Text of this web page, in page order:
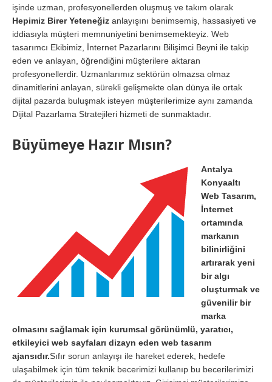
işinde uzman, profesyonellerden oluşmuş ve takım olarak
Hepimiz Birer Yeteneğiz anlayışını benimsemiş, hassasiyeti ve
iddiasıyla müşteri memnuniyetini benimsemekteyiz. Web
tasarımcı Ekibimiz, İnternet Pazarlarını Bilişimci Beyni ile takip
eden ve anlayan, öğrendiğini müşterilere aktaran
profesyonellerdir. Uzmanlarımız sektörün olmazsa olmaz
dinamitlerini anlayan, sürekli gelişmekte olan dünya ile ortak
dijital pazarda buluşmak isteyen müşterilerimize aynı zamanda
Dijital Pazarlama Stratejileri hizmeti de sunmaktadır.
Büyümeye Hazır Mısın?
Antalya
Konyaaltı
Web Tasarım,
İnternet
ortamında
markanın
bilinirliğini
artırarak yeni
bir algı
oluşturmak ve
güvenilir bir
marka
olmasını sağlamak için kurumsal görünümlü, yaratıcı,
etkileyici web sayfaları dizayn eden web tasarım
ajansıdır.Sıfır sorun anlayışı ile hareket ederek, hedefe
ulaşabilmek için tüm teknik becerimizi kullanıp bu becerilerimizi